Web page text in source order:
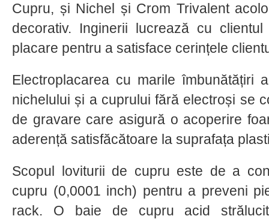
Cupru, și Nichel și Crom Trivalent
decorativ. Inginerii lucrează cu
placare pentru a satisface cerințele
Electroplacarea cu marile îmbunătățiri
nichelului și a cuprului fără electroși se
de gravare care asigură o acoperire
aderență satisfăcătoare la suprafața
Scopul loviturii de cupru este de a
cupru (0,0001 inch) pentru a preveni
rack. O baie de cupru acid